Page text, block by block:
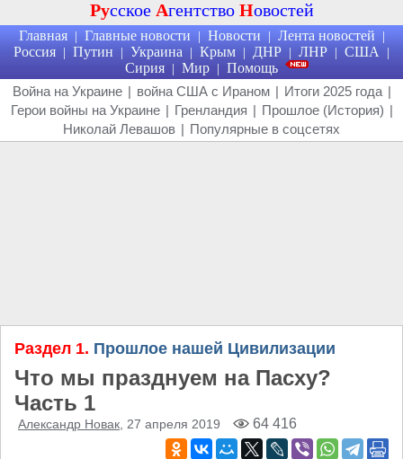
Русское Агентство Новостей
Главная | Главные новости | Новости | Лента новостей |
Россия | Путин | Украина | Крым | ДНР | ЛНР | США |
Сирия | Мир | Помощь
Война на Украине | война США с Ираном | Итоги 2025 года |
Герои войны на Украине | Гренландия | Прошлое (История) |
Николай Левашов | Популярные в соцсетях
Раздел 1. Прошлое нашей Цивилизации
Что мы празднуем на Пасху?
Часть 1
Александр Новак , 27 апреля 2019 64 416